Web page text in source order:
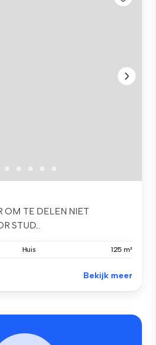
OM TE DELEN NIET
STUD...
Huis 125 m²
Bekijk meer